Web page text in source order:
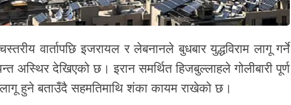
वार्तापछि इजरायल र लेबनानले बुधबार युद्धविराम लागू गर्ने
अस्थिर देखिएको छ। इरान समर्थित हिजबुल्लाहले गोलीबारी पूर्ण
हुने बताउँदै सहमतिमाथि शंका कायम राखेको छ।